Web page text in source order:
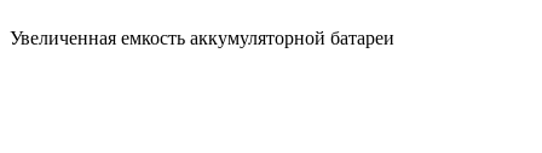
Увеличенная емкость аккумуляторной батареи